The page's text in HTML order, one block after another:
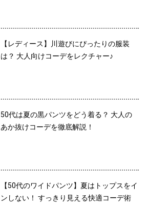
【レディース】川遊びにぴったりの服装
は？ 大人向けコーデをレクチャー♪
50代は夏の黒パンツをどう着る？ 大人の
あか抜けコーデを徹底解説！
【50代のワイドパンツ】夏はトップスをイ
ンしない！ すっきり見える快適コーデ術